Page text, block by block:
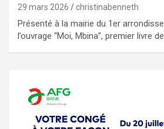
29 mars 2026 christinabenneth
Présenté à la mairie du 1er
l’ouvrage “Moi, Mbina”, premier livre